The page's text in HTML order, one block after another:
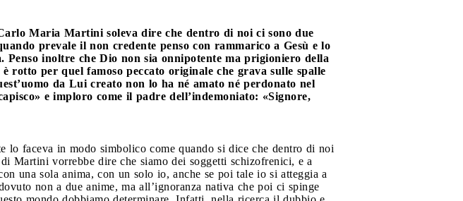
Maria Martini soleva dire che dentro di noi ci sono due
prevale il non credente penso con rammarico a Gesù e lo
inoltre che Dio non sia onnipotente ma prigioniero della
rotto per quel famoso peccato originale che grava sulle spalle
da Lui creato non lo ha né amato né perdonato nel
e imploro come il padre dell’indemoniato: «Signore,
lo faceva in modo simbolico come quando si dice che dentro di noi
Martini vorrebbe dire che siamo dei soggetti schizofrenici, e a
una sola anima, con un solo io, anche se poi tale io si atteggia a
non a due anime, ma all’ignoranza nativa che poi ci spinge